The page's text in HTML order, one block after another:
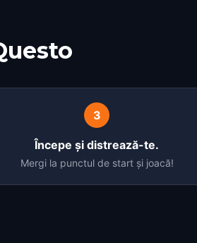
3
Începe și distrează-te.
Mergi la punctul de start și joacă!